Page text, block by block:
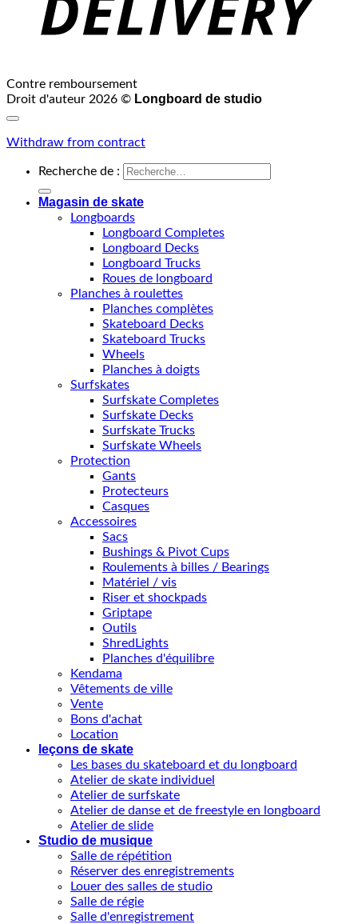
Contre remboursement
Droit d'auteur 2026 © Longboard de studio
Withdraw from contract
Recherche de :
Magasin de skate
Longboards
Longboard Completes
Longboard Decks
Longboard Trucks
Roues de longboard
Planches à roulettes
Planches complètes
Skateboard Decks
Skateboard Trucks
Wheels
Planches à doigts
Surfskates
Surfskate Completes
Surfskate Decks
Surfskate Trucks
Surfskate Wheels
Protection
Gants
Protecteurs
Casques
Accessoires
Sacs
Bushings & Pivot Cups
Roulements à billes / Bearings
Matériel / vis
Riser et shockpads
Griptape
Outils
ShredLights
Planches d'équilibre
Kendama
Vêtements de ville
Vente
Bons d'achat
Location
leçons de skate
Les bases du skateboard et du longboard
Atelier de skate individuel
Atelier de surfskate
Atelier de danse et de freestyle en longboard
Atelier de slide
Studio de musique
Salle de répétition
Réserver des enregistrements
Louer des salles de studio
Salle de régie
Salle d'enregistrement